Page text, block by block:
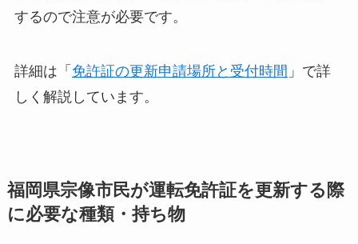
するので注意が必要です。
詳細は「 免許証の更新申請場所と受付時間 」で詳
しく解説しています。
福岡県宗像市民が運転免許証を更新する際
に必要な種類・持ち物